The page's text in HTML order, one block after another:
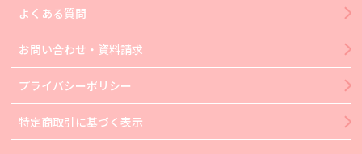
よくある質問
お問い合わせ・資料請求
プライバシーポリシー
特定商取引に基づく表示